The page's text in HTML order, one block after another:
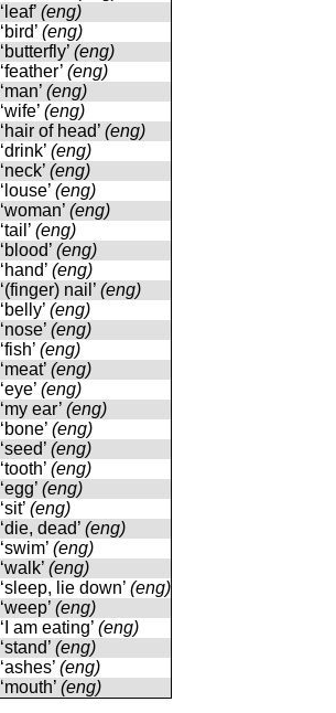
‘leaf’ (eng)
‘bird’ (eng)
‘butterfly’ (eng)
‘feather’ (eng)
‘man’ (eng)
‘wife’ (eng)
‘hair of head’ (eng)
‘drink’ (eng)
‘neck’ (eng)
‘louse’ (eng)
‘woman’ (eng)
‘tail’ (eng)
‘blood’ (eng)
‘hand’ (eng)
‘(finger) nail’ (eng)
‘belly’ (eng)
‘nose’ (eng)
‘fish’ (eng)
‘meat’ (eng)
‘eye’ (eng)
‘my ear’ (eng)
‘bone’ (eng)
‘seed’ (eng)
‘tooth’ (eng)
‘egg’ (eng)
‘sit’ (eng)
‘die, dead’ (eng)
‘swim’ (eng)
‘walk’ (eng)
‘sleep, lie down’ (eng)
‘weep’ (eng)
‘I am eating’ (eng)
‘stand’ (eng)
‘ashes’ (eng)
‘mouth’ (eng)